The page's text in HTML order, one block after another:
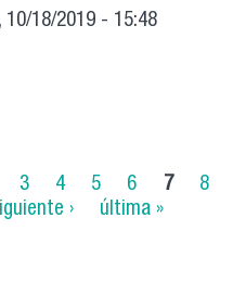
10/18/2019 - 15:48
masas en neutrinos
3 4 5 6 7
8
› última »